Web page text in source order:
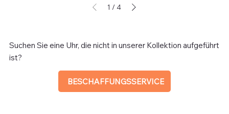
1 / 4
Suchen Sie eine Uhr, die nicht in unserer Kollektion aufgeführt
ist?
BESCHAFFUNGSSERVICE